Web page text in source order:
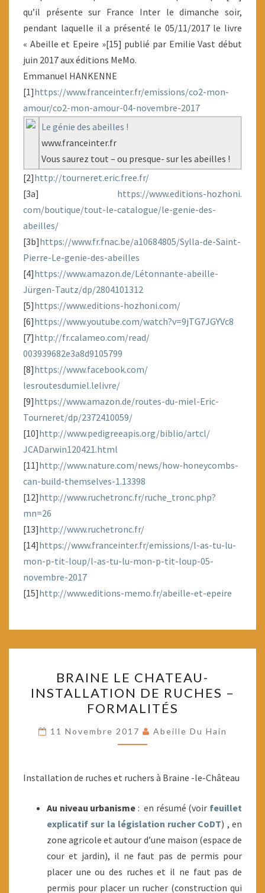
qu’il présente sur France Inter le dimanche soir,
pendant laquelle il a présenté le 05/11/2017 le livre
« Abeille et Epeire »[15] publié par Emilie Vast début
juin 2017 aux éditions MeMo.
Emmanuel HANKENNE
[1]https://www.franceinter.fr/emissions/co2-mon-
amour/co2-mon-amour-04-novembre-2017
Le génie des abeilles !
www.franceinter.fr
Vous saurez tout – ou presque- sur les abeilles !
[2]http://tourneret.eric.free.fr/
[3a] https://www.editions-hozhoni.
com/boutique/tout-le-catalogue/le-genie-des-
abeilles/
[3b]https://www.fr.fnac.be/a10684805/Sylla-de-Saint-
Pierre-Le-genie-des-abeilles
[4]https://www.amazon.de/Létonnante-abeille-
Jürgen-Tautz/dp/2804101312
[5]https://www.editions-hozhoni.com/
[6]https://www.youtube.com/watch?v=9jTG7JGYVc8
[7]http://fr.calameo.com/read/
003939682e3a8d9105799
[8]https://www.facebook.com/
lesroutesdumiel.lelivre/
[9]https://www.amazon.de/routes-du-miel-Eric-
Tourneret/dp/2372410059/
[10]http://www.pedigreeapis.org/biblio/artcl/
JCADarwin120421.html
[11]http://www.nature.com/news/how-honeycombs-
can-build-themselves-1.13398
[12]http://www.ruchetronc.fr/ruche_tronc.php?
mn=26
[13]http://www.ruchetronc.fr/
[14]https://www.franceinter.fr/emissions/l-as-tu-lu-
mon-p-tit-loup/l-as-tu-lu-mon-p-tit-loup-05-
novembre-2017
[15]http://www.editions-memo.fr/abeille-et-epeire
LE
CHATEAU-
INSTALLATION
DE
RUCHES
FORMALITÉS
BRAINE LE CHATEAU-
INSTALLATION DE RUCHES –
FORMALITÉS
11 Novembre 2017 Abeille Du Hain
Installation de ruches et ruchers à Braine -le-Château
Au niveau urbanisme : en résumé (voir feuillet
explicatif sur la législation rucher CoDT) , en
zone agricole et autour d’une maison (espace de
cour et jardin), il ne faut pas de permis pour
placer une ou des ruches et il ne faut pas de
permis pour placer un rucher (construction qui